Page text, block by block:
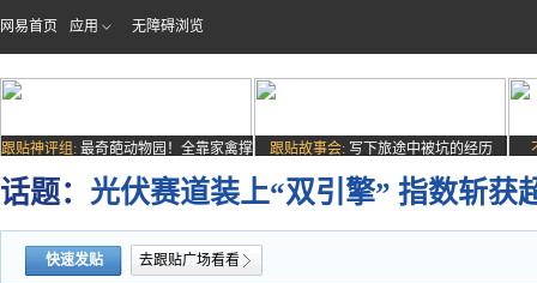
网易首页 应用 无障碍浏览
跟贴神评组: 最奇葩动物园！全靠家禽撑
场子
跟贴故事会: 写下旅途中被坑的经历
话题： 光伏赛道装上“双引擎” 指数斩获
快速发贴 去跟贴广场看看